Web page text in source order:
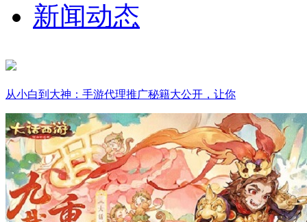
新闻动态
从小白到大神：手游代理推广秘籍大公开，让你